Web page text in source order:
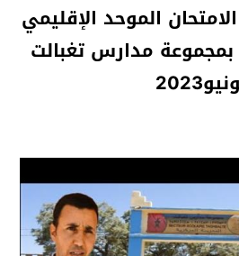
الموحد الإقليمي
مدارس تغبالت